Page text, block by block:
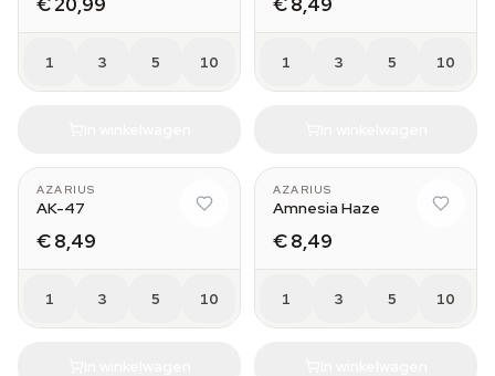
1 3 5 10 1 3 5 10
AZARIUS
AK-47
€ 8,49
1 3 5 10
AZARIUS
Amnesia Haze
€ 8,49
1 3 5 10